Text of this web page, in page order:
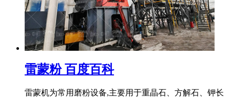
雷蒙粉 百度百科
雷蒙机为常用磨粉设备,主要用于重晶石、方解石、钾长